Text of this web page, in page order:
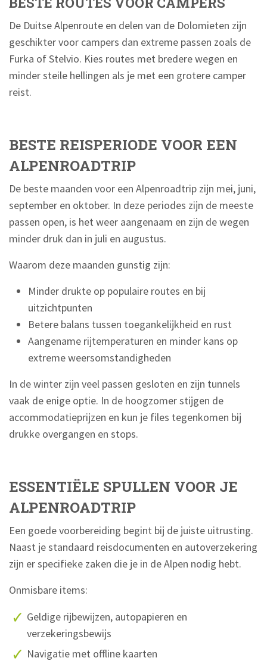
De Duitse Alpenroute en delen van de Dolomieten zijn
geschikter voor campers dan extreme passen zoals de
Furka of Stelvio. Kies routes met bredere wegen en
minder steile hellingen als je met een grotere camper
reist.
BESTE REISPERIODE VOOR EEN
ALPENROADTRIP
De beste maanden voor een Alpenroadtrip zijn mei, juni,
september en oktober. In deze periodes zijn de meeste
passen open, is het weer aangenaam en zijn de wegen
minder druk dan in juli en augustus.
Waarom deze maanden gunstig zijn:
Minder drukte op populaire routes en bij
uitzichtpunten
Betere balans tussen toegankelijkheid en rust
Aangename rijtemperaturen en minder kans op
extreme weersomstandigheden
In de winter zijn veel passen gesloten en zijn tunnels
vaak de enige optie. In de hoogzomer stijgen de
accommodatieprijzen en kun je files tegenkomen bij
drukke overgangen en stops.
ESSENTIËLE SPULLEN VOOR JE
ALPENROADTRIP
Een goede voorbereiding begint bij de juiste uitrusting.
Naast je standaard reisdocumenten en autoverzekering
zijn er specifieke zaken die je in de Alpen nodig hebt.
Onmisbare items:
Geldige rijbewijzen, autopapieren en
verzekeringsbewijs
Navigatie met offline kaarten